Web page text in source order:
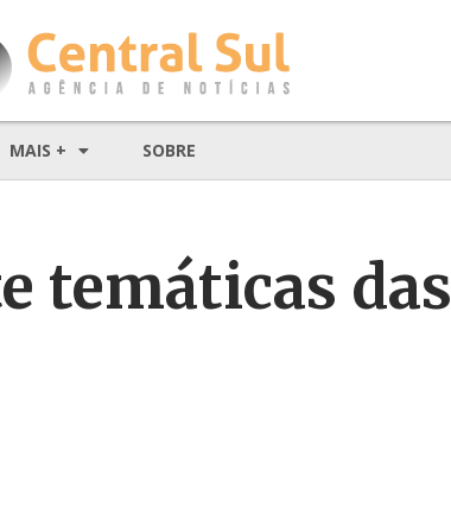
MAIS + SOBRE
temáticas das